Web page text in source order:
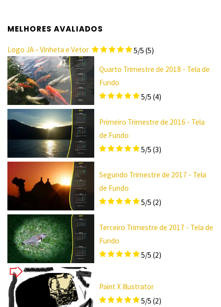
MELHORES AVALIADOS
Logo JA – Vinheta e Vetor 5/5 (5)
Quarto Trimestre de 2018 - Tela de
Fundo
5/5 (4)
Primeiro Trimestre de 2016 - Tela
de Fundo
5/5 (3)
Segundo Trimestre de 2017 - Tela
de Fundo
5/5 (2)
Terceiro Trimestre de 2017 - Tela de
Fundo
5/5 (2)
Paint X Illustrator
5/5 (2)